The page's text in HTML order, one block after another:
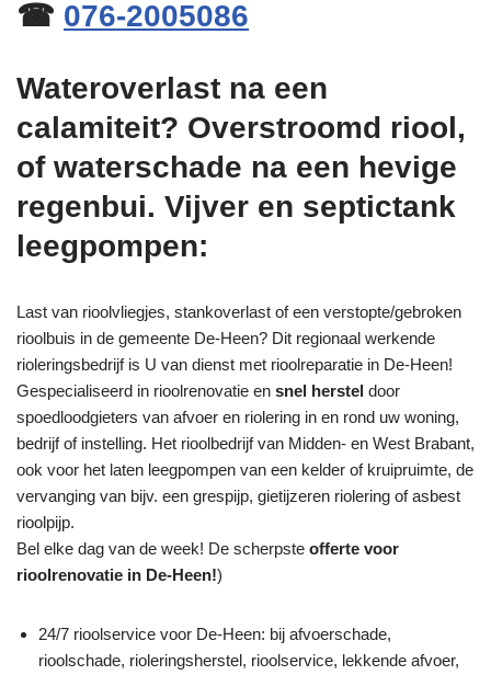
☎ 076-2005086
Wateroverlast na een
calamiteit? Overstroomd riool,
of waterschade na een hevige
regenbui. Vijver en septictank
leegpompen:
Last van rioolvliegjes, stankoverlast of een verstopte/gebroken
rioolbuis in de gemeente De-Heen? Dit regionaal werkende
rioleringsbedrijf is U van dienst met rioolreparatie in De-Heen!
Gespecialiseerd in rioolrenovatie en snel herstel door
spoedloodgieters van afvoer en riolering in en rond uw woning,
bedrijf of instelling. Het rioolbedrijf van Midden- en West Brabant,
ook voor het laten leegpompen van een kelder of kruipruimte, de
vervanging van bijv. een grespijp, gietijzeren riolering of asbest
rioolpijp.
Bel elke dag van de week! De scherpste offerte voor
rioolrenovatie in De-Heen!)
24/7 rioolservice voor De-Heen: bij afvoerschade,
rioolschade, rioleringsherstel, rioolservice, lekkende afvoer,